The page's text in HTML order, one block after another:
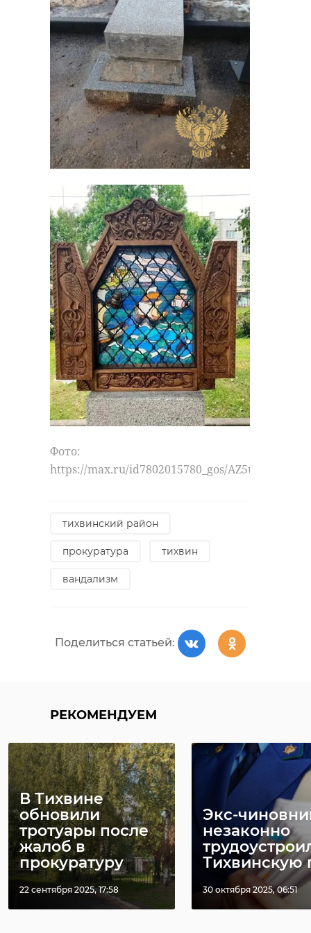
Фото:
https://max.ru/id7802015780_gos/AZ5uW9PIF8c
тихвинский район
прокуратура тихвин
вандализм
Поделиться статьей:
РЕКОМЕНДУЕМ
В Тихвине
обновили
тротуары после
жалоб в
прокуратуру
22 сентября 2025, 17:58
Экс-
незаконно
Тихвинскую
30 октября 2025, 06:51
кировск ркс-энерго
В Кировске
прошло закрытие
первой смены
пилотного пр ...
31 июля 2023, 13:36
В Кировске
открыли
энергокласс
уро ...
13 ноября 2025, 12:50